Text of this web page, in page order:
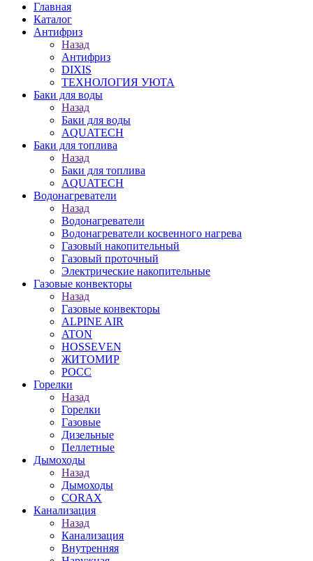
Главная
Каталог
Антифриз
Назад
Антифриз
DIXIS
ТЕХНОЛОГИЯ УЮТА
Баки для воды
Назад
Баки для воды
AQUATECH
Баки для топлива
Назад
Баки для топлива
AQUATECH
Водонагреватели
Назад
Водонагреватели
Водонагреватели косвенного нагрева
Газовый накопительный
Газовый проточный
Электрические накопительные
Газовые конвекторы
Назад
Газовые конвекторы
ALPINE AIR
ATON
HOSSEVEN
ЖИТОМИР
РОСС
Горелки
Назад
Горелки
Газовые
Дизельные
Пеллетные
Дымоходы
Назад
Дымоходы
CORAX
Канализация
Назад
Канализация
Внутренняя